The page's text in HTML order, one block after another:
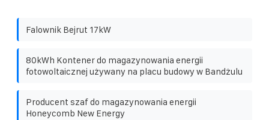
Falownik Bejrut 17kW
80kWh Kontener do magazynowania energii
fotowoltaicznej używany na placu budowy w Bandżulu
Producent szaf do magazynowania energii
Honeycomb New Energy